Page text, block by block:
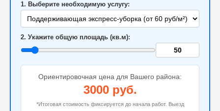
1. Выберите необходимую услугу:
2. Укажите общую площадь (кв.м):
Ориентировочная цена для Вашего района:
3000руб.
*Итоговая стоимость фиксируется до начала работ. Выезд